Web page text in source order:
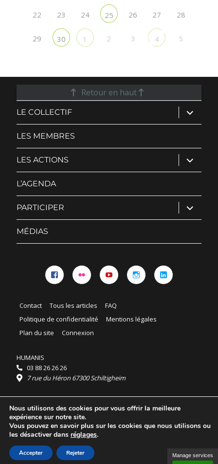
22 23 24 25 26 27 28
29 30 1 2 3 4 5
Retour en haut
LE COLLECTIF ouvrir
le
sous-
LES MEMBRES
LES ACTIONS ouvrir
le
sous-
L’AGENDA
PARTICIPER ouvrir
le
sous-
MÉDIAS
Contact Tous les articles
FAQ
Politique de confidentialité
Mentions légales
Plan du site
Connexion
HUMANIS
03 88 26 26 26
7 rue du Héron 67300 Schiltigheim
Horaires :
HUMANIS : du lundi au vendredi 9h - 18h
Ordidocaz : du lundi au vendredi 8h - 19h
© 2025 HUMANIS, tous droits réservés.
Licence Creative Commons Attribution 4.0
International
Nous utilisons des cookies pour vous offrir la meilleure
expérience sur notre site.
Vous pouvez en savoir plus sur les cookies que nous utilisons ou
les désactiver dans réglages.
Accepter Rejeter Manage services